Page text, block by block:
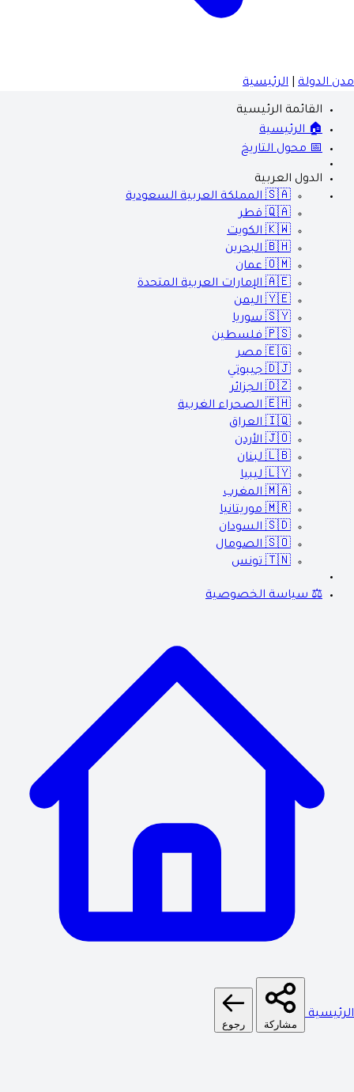
مدن الدولة الرئيسية
القائمة الرئيسية
🏠 الرئيسية
📅 محول التاريخ
الدول العربية
🇸🇦 المملكة العربية السعودية
🇶🇦 قطر
🇰🇼 الكويت
🇧🇭 البحرين
🇴🇲 عمان
🇦🇪 الإمارات العربية المتحدة
🇾🇪 اليمن
🇸🇾 سوريا
🇵🇸 فلسطين
🇪🇬 مصر
🇩🇯 جيبوتي
🇩🇿 الجزائر
🇪🇭 الصحراء الغربية
🇮🇶 العراق
🇯🇴 الأردن
🇱🇧 لبنان
🇱🇾 ليبيا
🇲🇦 المغرب
🇲🇷 موريتانيا
🇸🇩 السودان
🇸🇴 الصومال
🇹🇳 تونس
⚖️ سياسة الخصوصية
الرئيسية
مشاركة رجوع